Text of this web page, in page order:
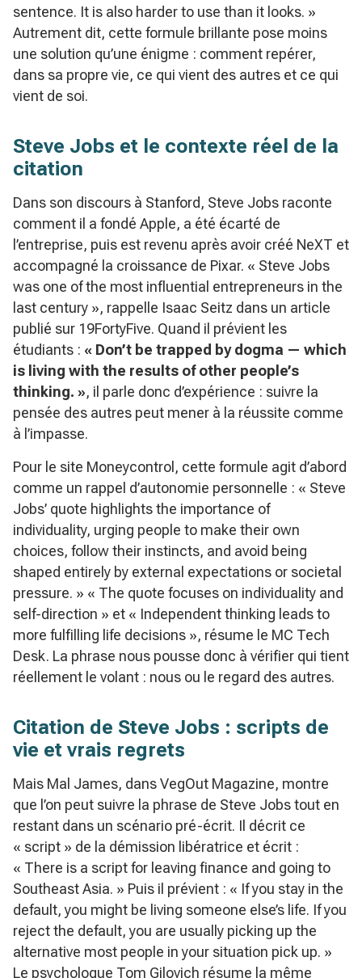
sentence. It is also harder to use than it looks. »
Autrement dit, cette formule brillante pose moins
une solution qu’une énigme : comment repérer,
dans sa propre vie, ce qui vient des autres et ce qui
vient de soi.
Steve Jobs et le contexte réel de la
citation
Dans son discours à Stanford, Steve Jobs raconte
comment il a fondé Apple, a été écarté de
l’entreprise, puis est revenu après avoir créé NeXT et
accompagné la croissance de Pixar. « Steve Jobs
was one of the most influential entrepreneurs in the
last century », rappelle Isaac Seitz dans un article
publié sur 19FortyFive. Quand il prévient les
étudiants : « Don’t be trapped by dogma — which
is living with the results of other people’s
thinking. », il parle donc d’expérience : suivre la
pensée des autres peut mener à la réussite comme
à l’impasse.
Pour le site Moneycontrol, cette formule agit d’abord
comme un rappel d’autonomie personnelle : « Steve
Jobs’ quote highlights the importance of
individuality, urging people to make their own
choices, follow their instincts, and avoid being
shaped entirely by external expectations or societal
pressure. » « The quote focuses on individuality and
self-direction » et « Independent thinking leads to
more fulfilling life decisions », résume le MC Tech
Desk. La phrase nous pousse donc à vérifier qui tient
réellement le volant : nous ou le regard des autres.
Citation de Steve Jobs : scripts de
vie et vrais regrets
Mais Mal James, dans VegOut Magazine, montre
que l’on peut suivre la phrase de Steve Jobs tout en
restant dans un scénario pré-écrit. Il décrit ce
« script » de la démission libératrice et écrit :
« There is a script for leaving finance and going to
Southeast Asia. » Puis il prévient : « If you stay in the
default, you might be living someone else’s life. If you
reject the default, you are usually picking up the
alternative most people in your situation pick up. »
Le psychologue Tom Gilovich résume la même